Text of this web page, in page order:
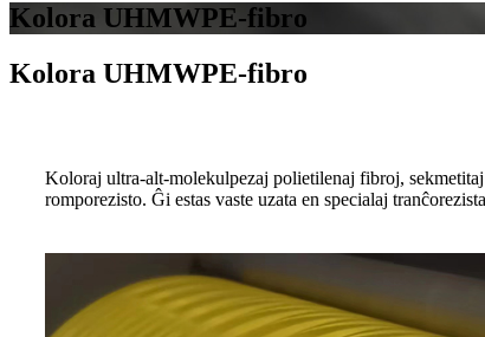
Kolora UHMWPE-fibro
Kolora UHMWPE-fibro
Koloraj ultra-alt-molekulpezaj polietilenaj fibroj,
romporezisto. Ĝi estas vaste uzata en specialaj